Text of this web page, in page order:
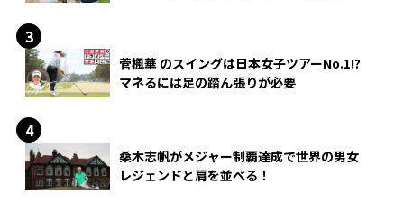
菅楓華 のスイングは日本女子ツアーNo.1!?
マネるには足の踏ん張りが必要
桑木志帆がメジャー制覇達成で世界の男女
レジェンドと肩を並べる！